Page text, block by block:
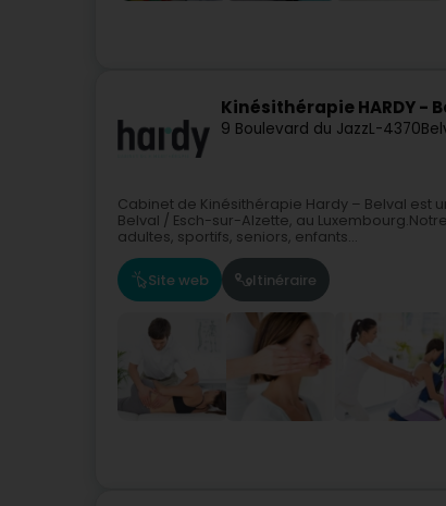
Kinésithérapie HARDY -
9 Boulevard du JazzL-4370
Cabinet de Kinésithérapie Hardy – Belval est
Belval / Esch-sur-Alzette, au
adultes, sportifs, seniors, enfants...
Site web Itinéraire